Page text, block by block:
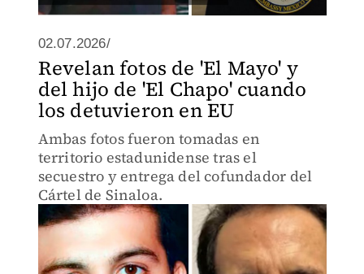
02.07.2026/
Revelan fotos de 'El Mayo' y
del hijo de 'El Chapo' cuando
los detuvieron en EU
Ambas fotos fueron tomadas en
territorio estadunidense tras el
secuestro y entrega del cofundador del
Cártel de Sinaloa.